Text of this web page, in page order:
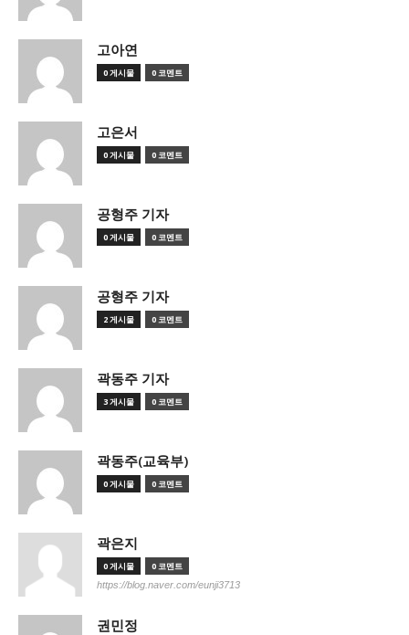
고아연
0 게시물 0 코멘트
고은서
0 게시물 0 코멘트
공형주 기자
0 게시물 0 코멘트
공형주 기자
2 게시물 0 코멘트
곽동주 기자
3 게시물 0 코멘트
곽동주(교육부)
0 게시물 0 코멘트
곽은지
0 게시물 0 코멘트
https://blog.naver.com/eunji3713
권민정